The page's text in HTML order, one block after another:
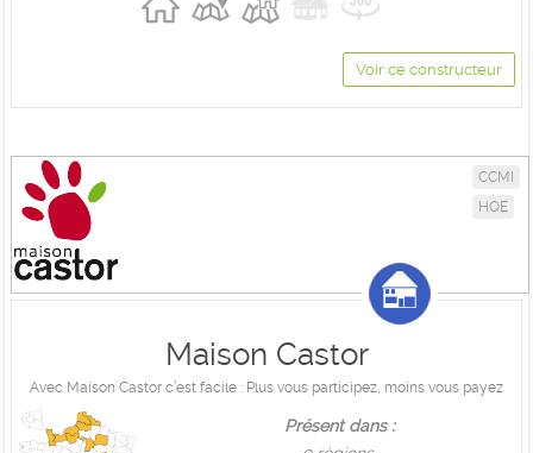
Voir ce constructeur
CCMI
HQE
Maison Castor
Avec Maison Castor c’est facile : Plus vous participez, moins vous payez
Présent dans :